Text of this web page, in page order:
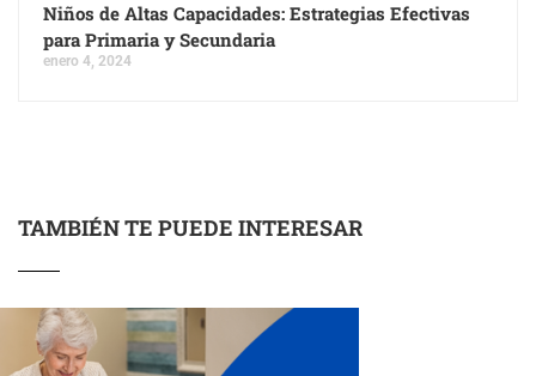
Niños de Altas Capacidades: Estrategias Efectivas
para Primaria y Secundaria
enero 4, 2024
TAMBIÉN TE PUEDE INTERESAR